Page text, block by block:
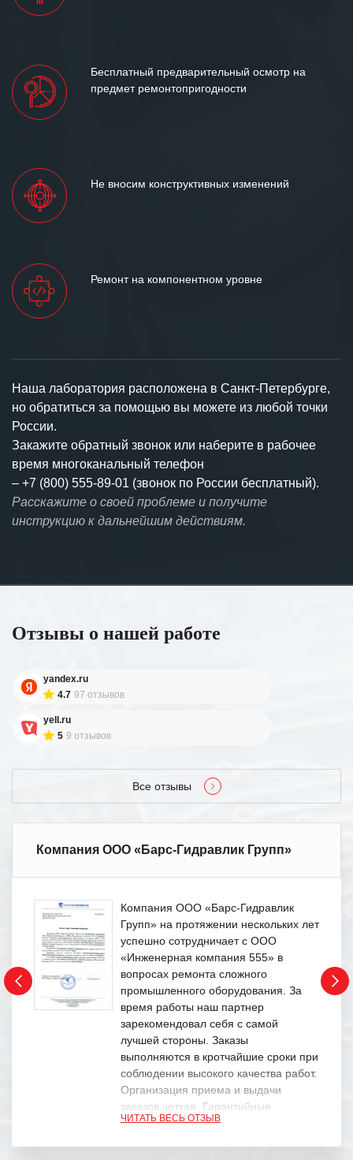
Бесплатный предварительный осмотр на
предмет ремонтопригодности
Не вносим конструктивных изменений
Ремонт на компонентном уровне
Наша лаборатория расположена в Санкт-Петербурге,
но обратиться за помощью вы можете из любой точки
России.
Закажите обратный звонок или наберите в рабочее
время многоканальный телефон
– +7 (800) 555-89-01 (звонок по России бесплатный).
Расскажите о своей проблеме и получите
инструкцию к дальнейшим действиям.
Отзывы о нашей работе
yandex.ru
4.7 97 отзывов
yell.ru
5 9 отзывов
Все отзывы
Компания ООО «Барс-Гидравлик Групп»
Компания ООО «Барс-Гидравлик
Групп» на протяжении нескольких лет
успешно сотрудничает с ООО
«Инженерная компания 555» в
вопросах ремонта сложного
промышленного оборудования. За
время работы наш партнер
зарекомендовал себя с самой
лучшей стороны. Заказы
выполняются в кротчайшие сроки при
соблюдении высокого качества работ.
Организация приема и выдачи
заказов четкая. Гарантийные
обязательства выполняются в
ЧИТАТЬ ВЕСЬ ОТЗЫВ